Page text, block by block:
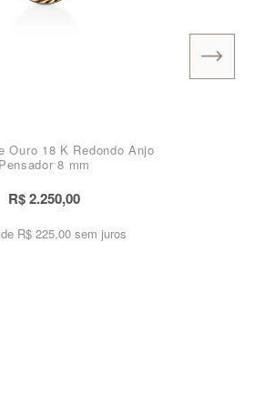
Ouro 18 K Redondo Anjo
Pensador 8 mm
R$ 2.250,00
R$ 225,00 sem juros